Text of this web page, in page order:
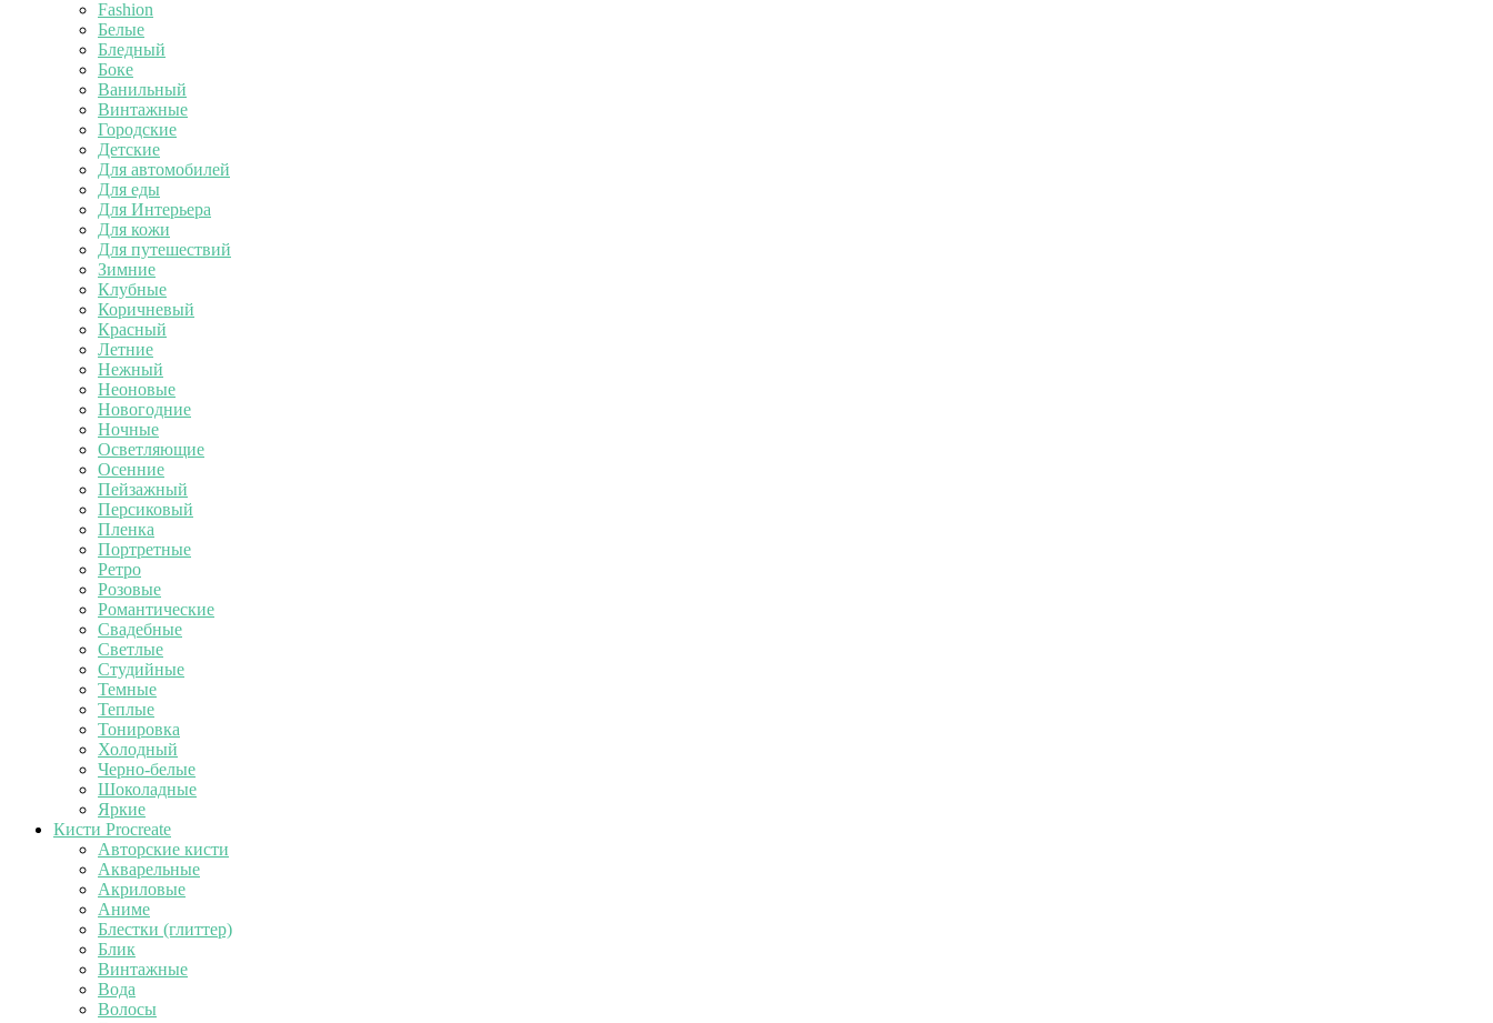
Fashion
Белые
Бледный
Боке
Ванильный
Винтажные
Городские
Детские
Для автомобилей
Для еды
Для Интерьера
Для кожи
Для путешествий
Зимние
Клубные
Коричневый
Красный
Летние
Нежный
Неоновые
Новогодние
Ночные
Осветляющие
Осенние
Пейзажный
Персиковый
Пленка
Портретные
Ретро
Розовые
Романтические
Свадебные
Светлые
Студийные
Темные
Теплые
Тонировка
Холодный
Черно-белые
Шоколадные
Яркие
Кисти Procreate
Авторские кисти
Акварельные
Акриловые
Аниме
Блестки (глиттер)
Блик
Винтажные
Вода
Волосы